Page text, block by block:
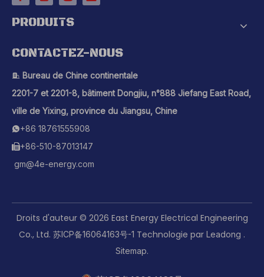
PRODUITS
CONTACTEZ-NOUS
 Bureau de Chine continentale
2201-7 et 2201-8, bâtiment Dongjiu, n°888 Jiefang East Road,
ville de Yixing, province du Jiangsu, Chine
+86 18761555908
+86-510-87013147
gm@4e-energy.com
Droits d'auteur © 2026 East Energy Electrical Engineering
Co., Ltd. 苏ICP备16064163号-1 Technologie par Leadong .
Sitemap.